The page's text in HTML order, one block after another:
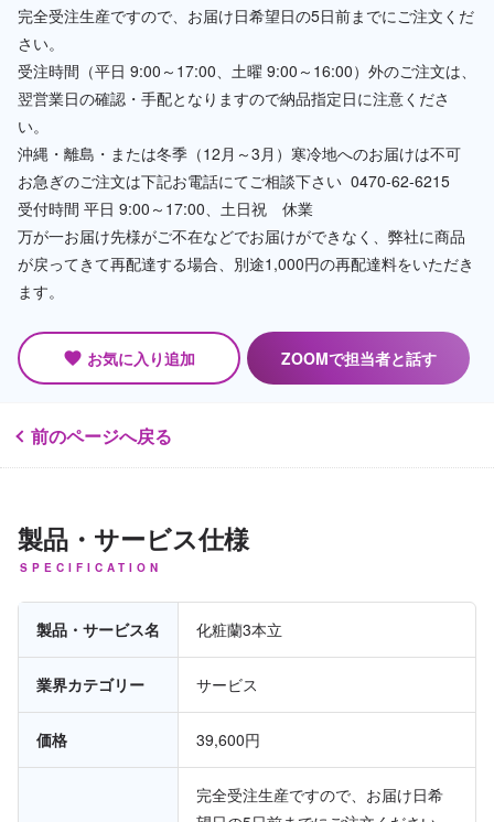
完全受注生産ですので、お届け日希望日の5日前までにご注文くだ
さい。
受注時間（平日 9:00～17:00、土曜 9:00～16:00）外のご注文は、
翌営業日の確認・手配となりますので納品指定日に注意くださ
い。
沖縄・離島・または冬季（12月～3月）寒冷地へのお届けは不可
お急ぎのご注文は下記お電話にてご相談下さい 0470-62-6215
受付時間 平日 9:00～17:00、土日祝 休業
万が一お届け先様がご不在などでお届けができなく、弊社に商品
が戻ってきて再配達する場合、別途1,000円の再配達料をいただき
ます。
favorite お気に入り追加 ZOOMで担当者と話す
前のページへ戻る
製品・サービス仕様
SPECIFICATION
製品・サービス名 化粧蘭3本立
業界カテゴリー サービス
価格 39,600円
完全受注生産ですので、お届け日希